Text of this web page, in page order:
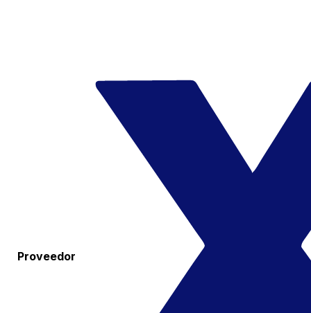
Proveedor